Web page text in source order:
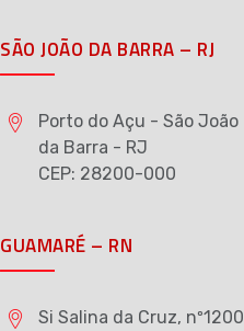
SÃO JOÃO DA BARRA – RJ
Porto do Açu - São João
da Barra - RJ
CEP: 28200-000
GUAMARÉ – RN
Si Salina da Cruz, nº1200